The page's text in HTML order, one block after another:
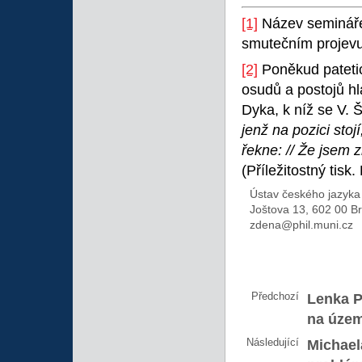
[1] Název
smutečním
[2] Poněkud
osudů a postojů
Dyka, k níž se V.
jenž na pozici
řekne: // Že jsem
(Příležitostný tisk.
Ústav českého
Joštova 13, 602 00
zdena@phil.muni.cz
Předchozí
Lenka
na
Následující